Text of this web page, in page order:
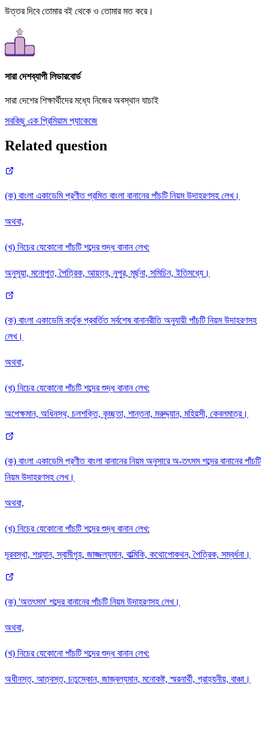
উত্তর দিবে তোমার বই থেকে ও তোমার মত করে।
সারা দেশব্যাপী লিডারবোর্ড
সারা দেশের শিক্ষার্থীদের মধ্যে নিজের অবস্থান যাচাই
সবকিছু এক প্রিমিয়াম প্যাকেজে
Related question
(ক) বাংলা একাডেমি প্রণীত প্রমিত বাংলা বানানের পাঁচটি নিয়ম উদাহরণসহ লেখ।
অথবা,
(খ) নিচের যেকোনো পাঁচটি শব্দের শুদ্ধ বানান লেখ:
অনুসূয়া, মনোপুত, পৈত্রিক, আয়ত্ব, নুপুর, মূর্ছনা, সমিচিন, ইতিমধ্যে।
(ক) বাংলা একাডেমি কর্তৃক প্রবর্তিত সর্বশেষ বানানরীতি অনুযায়ী পাঁচটি নিয়ম উদাহরণসহ
লেখ।
অথবা,
(খ) নিচের যেকোনো পাঁচটি শব্দের শুদ্ধ বানান লেখ:
অপেক্ষমান, অধিনস্থ, চলশক্তি, কৃচ্ছতা, শান্তনা, মরুদ্দ্যান, মহিয়সী, কেবলমাত্র।
(ক) বাংলা একাডেমি প্রণীত বাংলা বানানের নিয়ম অনুসারে অ-তৎসম শব্দের বানানের পাঁচটি
নিয়ম উদাহরণসহ লেখ।
অথবা,
(খ) নিচের যেকোনো পাঁচটি শব্দের শুদ্ধ বানান লেখ:
দূরবস্থা, শশ্ল্যান, স্বামীগৃহ, জাজ্জল্যমান, বাল্মিকি, কথোপোকথন, পৈত্রিক, সম্বর্ধনা।
(ক) 'অতৎসম' শব্দের বানানের পাঁচটি নিয়ম উদাহরণসহ লেখ।
অথবা,
(খ) নিচের যেকোনো পাঁচটি শব্দের শুদ্ধ বানান লেখ:
অধীনস্ত, আত্বস্ত, চতুস্কোন, জাজ্বল্যমান, মনোকষ্ট, স্মরনার্থী, গ্রাহ্যনীয়, বাঞ্চা।